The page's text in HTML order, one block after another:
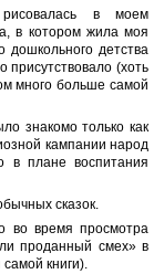
в моем
в котором жила моя
дошкольного детства
присутствовало (хоть
много больше самой
знакомо только как
кампании народ
в плане воспитания
сказок.
во время просмотра
проданный смех» в
книги).